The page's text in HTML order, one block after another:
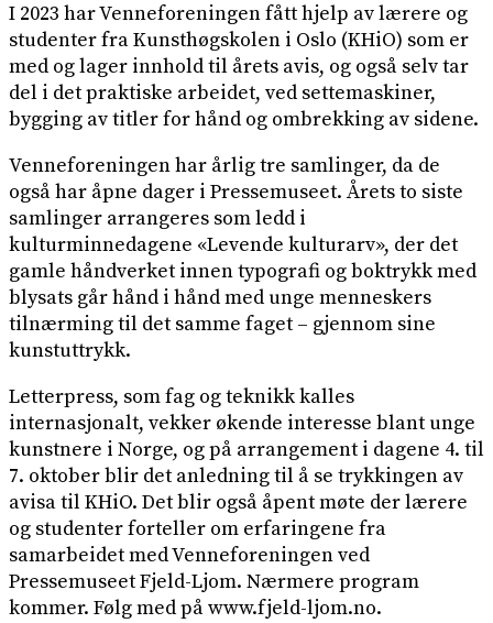
I 2023 har Venneforeningen fått hjelp av lærere og
studenter fra Kunsthøgskolen i Oslo (KHiO) som er
med og lager innhold til årets avis, og også selv tar
del i det praktiske arbeidet, ved settemaskiner,
bygging av titler for hånd og ombrekking av sidene.
Venneforeningen har årlig tre samlinger, da de
også har åpne dager i Pressemuseet. Årets to siste
samlinger arrangeres som ledd i
kulturminnedagene «Levende kulturarv», der det
gamle håndverket innen typografi og boktrykk med
blysats går hånd i hånd med unge menneskers
tilnærming til det samme faget – gjennom sine
kunstuttrykk.
Letterpress, som fag og teknikk kalles
internasjonalt, vekker økende interesse blant unge
kunstnere i Norge, og på arrangement i dagene 4. til
7. oktober blir det anledning til å se trykkingen av
avisa til KHiO. Det blir også åpent møte der lærere
og studenter forteller om erfaringene fra
samarbeidet med Venneforeningen ved
Pressemuseet Fjeld-Ljom. Nærmere program
kommer. Følg med på www.fjeld-ljom.no.